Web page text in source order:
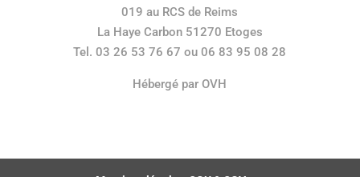
019 au RCS de Reims
La Haye Carbon 51270 Etoges
Tel. 03 26 53 76 67 ou 06 83 95 08 28
Hébergé par OVH